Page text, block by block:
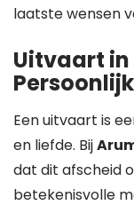
laatste wensen
Uitvaart in
Een uitvaart is
en liefde. Bij
dat dit afscheid
betekenisvolle